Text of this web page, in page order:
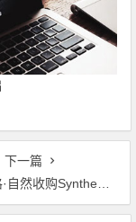
下一篇
收购Synthesis数字书库